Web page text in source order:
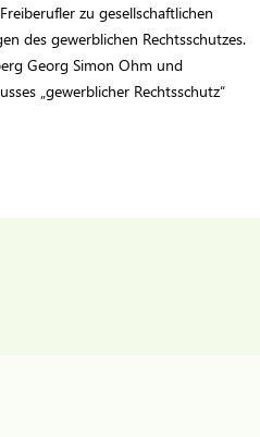
zu gesellschaftlichen
des gewerblichen Rechtsschutzes.
Georg Simon Ohm und
„gewerblicher Rechtsschutz“